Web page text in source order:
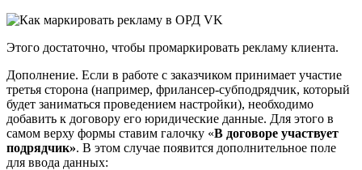
Этого достаточно, чтобы промаркировать рекламу клиента.
Дополнение. Если в работе с заказчиком принимает участие
третья сторона (например, фрилансер-субподрядчик, который
будет заниматься проведением настройки), необходимо
добавить к договору его юридические данные. Для этого в
самом верху формы ставим галочку «В договоре участвует
подрядчик». В этом случае появится дополнительное поле
для ввода данных: